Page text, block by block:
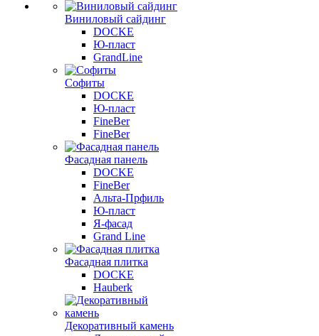
Виниловый сайдинг
DOCKE
Ю-пласт
GrandLine
Софиты
DOCKE
Ю-пласт
FineBer
FineBer
Фасадная панель
DOCKE
FineBer
Альта-Прфиль
Ю-пласт
Я-фасад
Grand Line
Фасадная плитка
DOCKE
Hauberk
Декоративный камень